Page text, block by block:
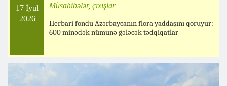
17 İyul
2026
Müsahibələr, çıxışlar
Herbari fondu Azərbaycanın flora yaddaşını qoruyur:
600 minədək nümunə gələcək tədqiqatlar